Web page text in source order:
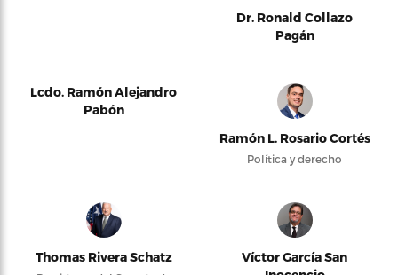
Dr. Ronald Collazo
Pagán
Lcdo. Ramón Alejandro
Pabón
Ramón L. Rosario Cortés
Política y derecho
Thomas Rivera Schatz
Víctor García San